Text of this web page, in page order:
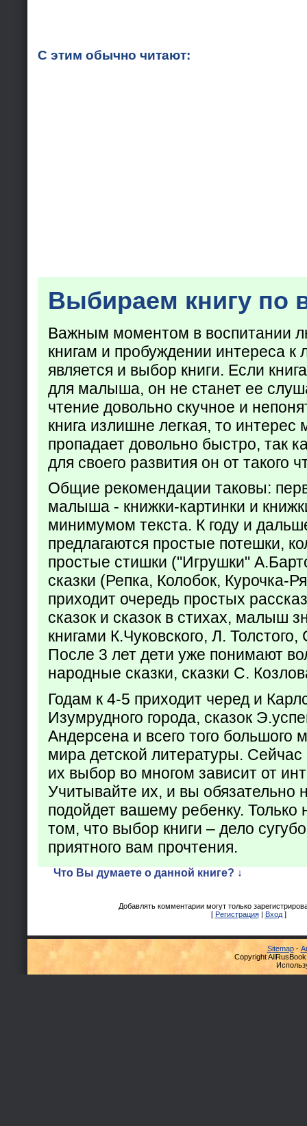
С этим обычно читают:
Выбираем книгу по
Важным моментом в воспитании
книгам и пробуждении интереса к
является и выбор книги. Если
для малыша, он не станет ее
чтение довольно скучное и
книга излишне легкая, то
пропадает довольно быстро, так
для своего развития он от такого
Общие рекомендации таковы:
малыша - книжки-картинки и
минимумом текста. К году и
предлагаются простые потешки,
простые стишки ("Игрушки"
сказки (Репка, Колобок, Курочка-
приходит очередь простых
сказок и сказок в стихах, малыш
книгами К.Чуковского, Л.
После 3 лет дети уже понимают
народные сказки, сказки С.
Годам к 4-5 приходит черед и
Изумрудного города, сказок
Андерсена и всего того большого
мира детской литературы. Сейчас
их выбор во многом зависит от
Учитывайте их, и вы обязательно
подойдет вашему ребенку. Только
том, что выбор книги – дело
приятного вам прочтения.
Что Вы думаете о данной книге? ↓
Добавлять комментарии могут только
[ Регистрация| Вход]
Sitemap-
Copyright